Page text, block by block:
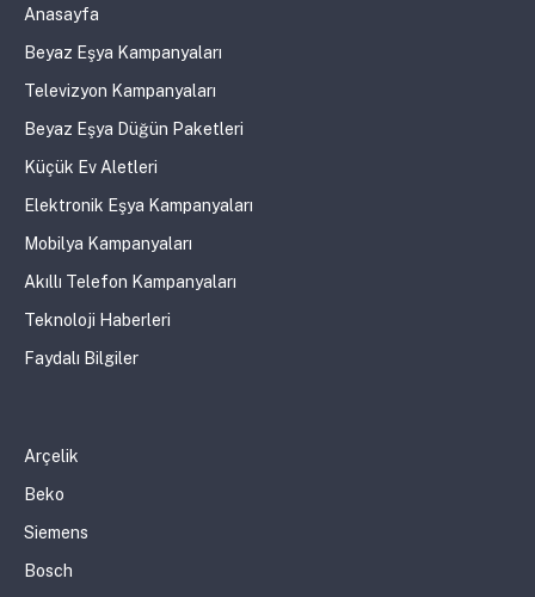
Anasayfa
Beyaz Eşya Kampanyaları
Televizyon Kampanyaları
Beyaz Eşya Düğün Paketleri
Küçük Ev Aletleri
Elektronik Eşya Kampanyaları
Mobilya Kampanyaları
Akıllı Telefon Kampanyaları
Teknoloji Haberleri
Faydalı Bilgiler
Arçelik
Beko
Siemens
Bosch